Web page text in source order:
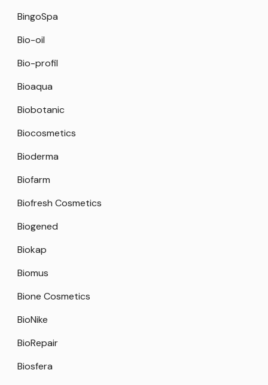
BingoSpa
Bio-oil
Bio-profil
Bioaqua
Biobotanic
Biocosmetics
Bioderma
Biofarm
Biofresh Cosmetics
Biogened
Biokap
Biomus
Bione Cosmetics
BioNike
BioRepair
Biosfera